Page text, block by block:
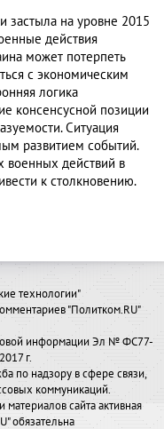
застыла на уровне 2015
действия
может потерпеть
с экономическим
логика
консенсусной позиции
Ситуация
развитием событий.
военных действий в
к столкновению.
технологии"
"Политком.RU"
информации Эл № ФС77-
г.
по надзору в сфере связи,
коммуникаций.
сайта активная
обязательна